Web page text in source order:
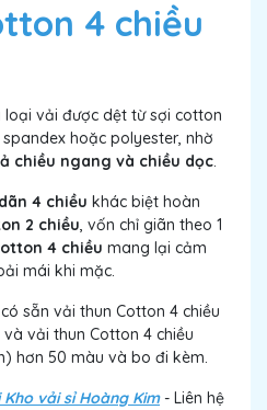
4 chiều
vải được dệt từ sợi cotton
hoặc polyester, nhờ
chiều ngang và chiều dọc.
4 chiều khác biệt hoàn
2 chiều, vốn chỉ giãn theo 1
4 chiều mang lại cảm
mái khi mặc.
sẵn vải thun Cotton 4 chiều
vải thun Cotton 4 chiều
hơn 50 màu và bo đi kèm.
vải sỉ Hoàng Kim- Liên hệ